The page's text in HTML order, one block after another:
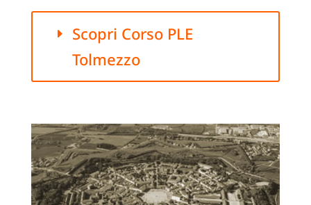
Scopri Corso PLE
Tolmezzo